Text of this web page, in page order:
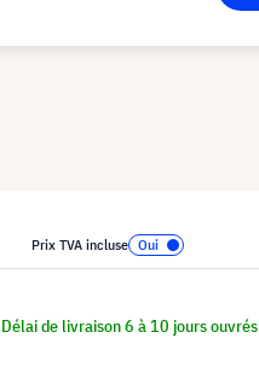
Prix TVA incluse
de livraison 6 à 10 jours ouvrés